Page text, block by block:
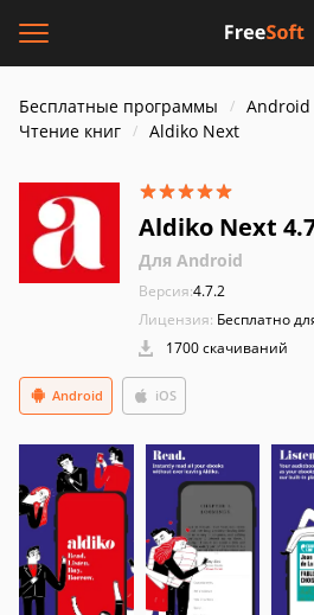
Бесплатные программы Android
Чтение книг
Aldiko Next
Aldiko Next
Для Android
Версия:4.7.2
Лицензия: Бесплатно
1700 скачиваний
Android iOS